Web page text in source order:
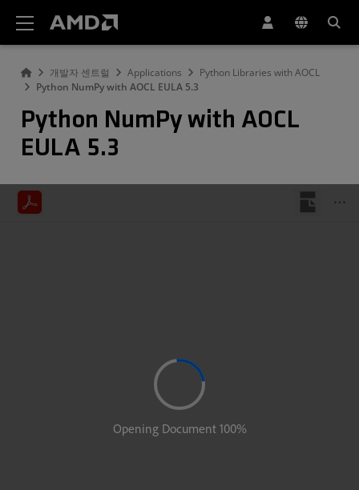
개발자 센트럴 Applications
Python Libraries with AOCL
Python NumPy with AOCL EULA 5.3
Python NumPy with AOCL
EULA 5.3